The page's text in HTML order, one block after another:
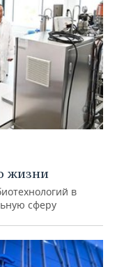
жизни
в
сферу